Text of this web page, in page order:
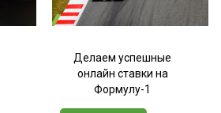
Делаем успешные
онлайн ставки на
Формулу-1